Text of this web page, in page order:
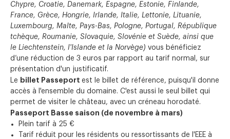
Chypre, Croatie, Danemark, Espagne, Estonie, Finlande,
France, Grèce, Hongrie, Irlande, Italie, Lettonie, Lituanie,
Luxembourg, Malte, Pays-Bas, Pologne, Portugal, République
tchèque, Roumanie, Slovaquie, Slovénie et Suède, ainsi que
le Liechtenstein, l'Islande et la Norvège) vous bénéficiez
d’une réduction de 3 euros par rapport au tarif normal, sur
présentation d'un justificatif.
Le billet Passeport est le billet de référence, puisqu'il donne
accès à l'ensemble du domaine. C'est aussi le seul billet qui
permet de visiter le château, avec un créneau horodaté.
Passeport Basse saison (de novembre à mars)
Plein tarif à 25 €
Tarif réduit pour les résidents ou ressortissants de l'EEE à